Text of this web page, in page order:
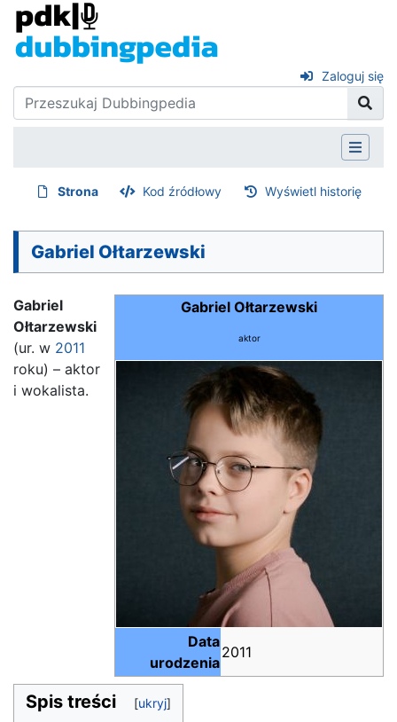
Zaloguj się
Strona Kod źródłowy Wyświetl historię
Gabriel Ołtarzewski
Gabriel Ołtarzewski
aktor
Data
urodzenia
2011
Gabriel
Ołtarzewski
(ur. w 2011
roku) – aktor
i wokalista.
Spis treści